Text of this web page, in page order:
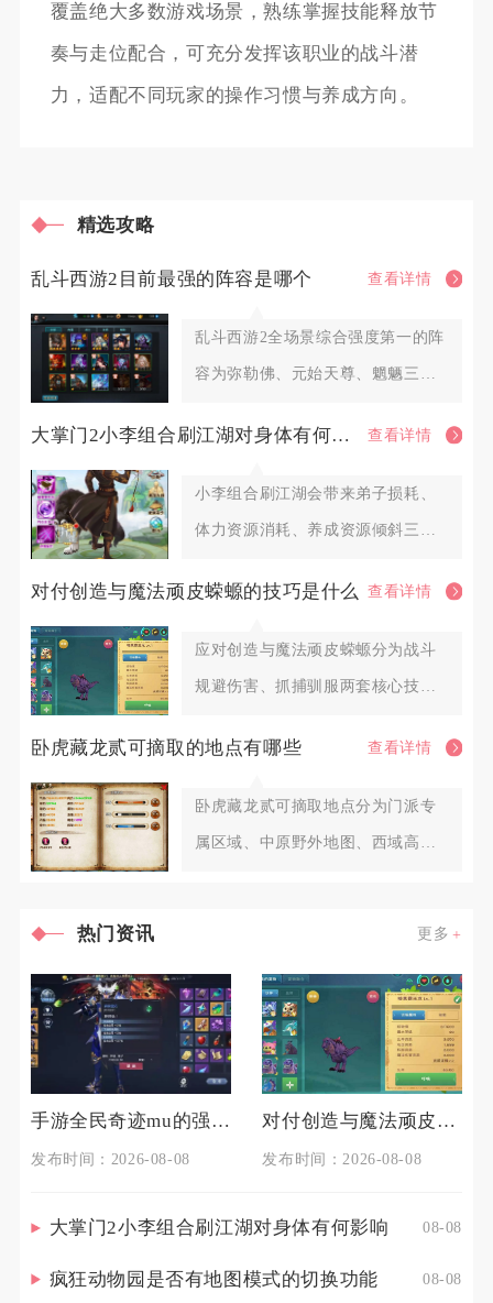
覆盖绝大多数游戏场景，熟练掌握技能释放节
奏与走位配合，可充分发挥该职业的战斗潜
力，适配不同玩家的操作习惯与养成方向。
精选攻略
乱斗西游2目前最强的阵容是哪个 查看详情
乱斗西游2全场景综合强度第一的阵
容为弥勒佛、元始天尊、魍魉三英
大掌门2小李组合刷江湖对身体有何影响 查看详情
小李组合刷江湖会带来弟子损耗、
体力资源消耗、养成资源倾斜三大
对付创造与魔法顽皮蝾螈的技巧是什么 查看详情
应对创造与魔法顽皮蝾螈分为战斗
规避伤害、抓捕驯服两套核心技
血
卧虎藏龙贰可摘取的地点有哪些 查看详情
卧虎藏龙贰可摘取地点分为门派专
属区域、中原野外地图、西域高阶
热门资讯 更多
手游全民奇迹mu的强化技巧有哪些
发布时间：2026-08-08
对付创造与魔法顽皮蝾螈的技巧是什么
发布时间：2026-08-08
大掌门2小李组合刷江湖对身体有何影响 08-08
疯狂动物园是否有地图模式的切换功能 08-08